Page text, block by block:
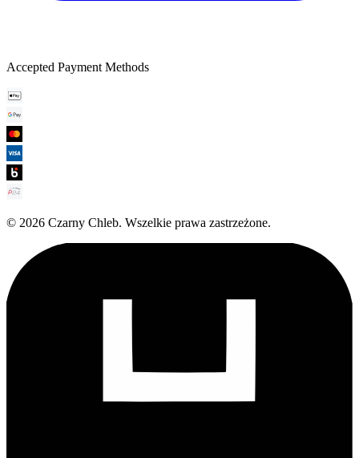
Accepted Payment Methods
© 2026 Czarny Chleb. Wszelkie prawa zastrzeżone.